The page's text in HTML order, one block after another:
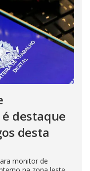
destaque
desta
monitor de